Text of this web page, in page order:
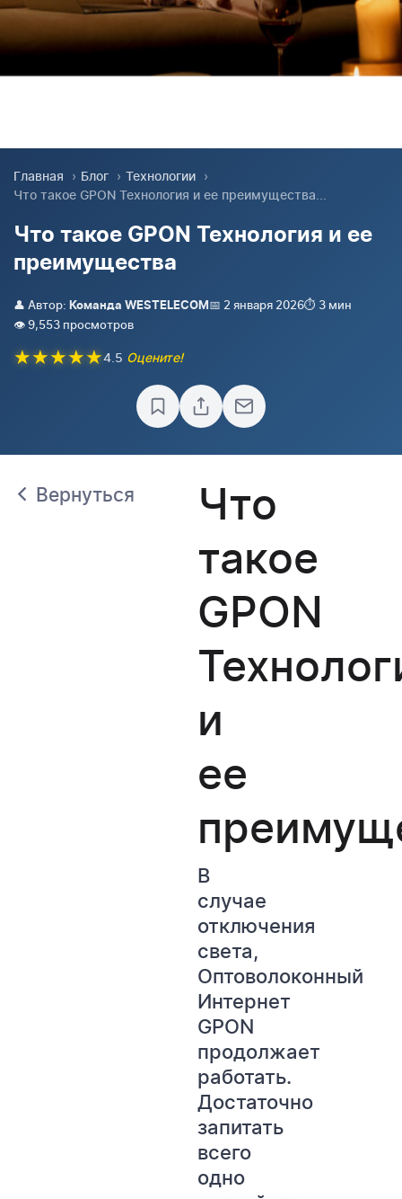
Главная › Блог › Технологии ›
Что такое GPON Технология и ее преимущества...
Что такое GPON Технология и ее
преимущества
👤 Автор: Команда WESTELECOM 📅 2 января 2026⏱️ 3 мин
👁️ 9,553 просмотров
★★★★★4.5 Оцените!
Вернуться
Что
такое
GPON
и
ее
В
случае
отключения
света,
Оптоволоконный
Интернет
GPON
продолжает
работать.
Достаточно
запитать
всего
одно